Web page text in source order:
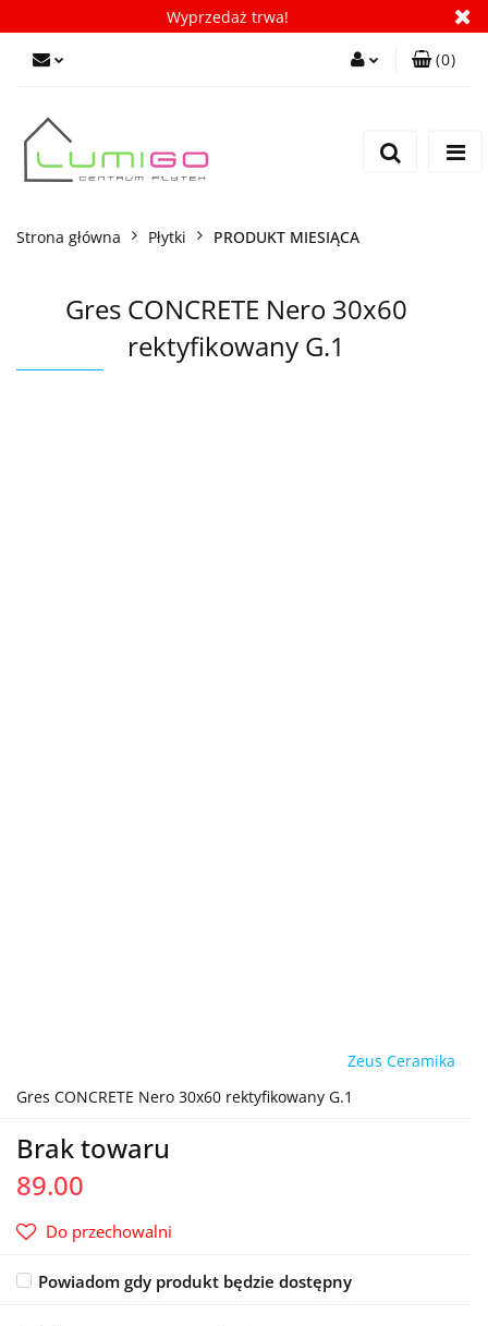
Wyprzedaż trwa!
(0)
Strona główna Płytki PRODUKT MIESIĄCA
Gres CONCRETE Nero 30x60
rektyfikowany G.1
Zeus Ceramika
Gres CONCRETE Nero 30x60 rektyfikowany G.1
Brak towaru
89.00
Do przechowalni
Powiadom gdy produkt będzie dostępny